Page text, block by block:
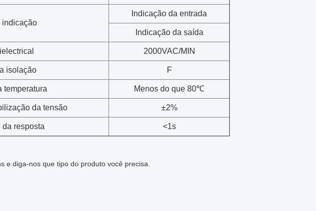
indicação
Indicação da entrada
Indicação da saída
2000VAC/MIN
isolação F
temperatura Menos do que 80℃
da tensão ±2%
resposta <1s
e diga-nos que tipo do produto você precisa.